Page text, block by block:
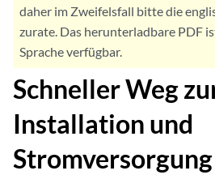
daher im Zweifelsfall bitte die
zurate. Das herunterladbare PDF
Sprache verfügbar.
Schneller Weg
Installation und
Stromversorgung